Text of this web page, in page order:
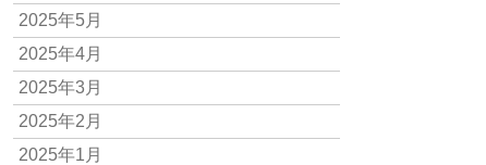
2025年5月
2025年4月
2025年3月
2025年2月
2025年1月